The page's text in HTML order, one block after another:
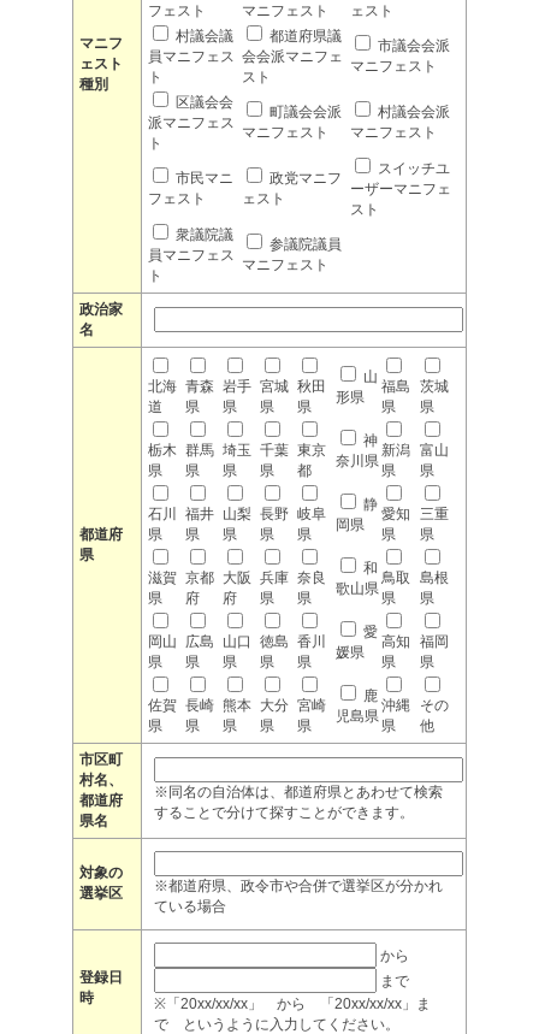
マニフ
ェスト
種別
フェスト
マニフェスト
ェスト
村議会議
員マニフェス
ト
都道府県議
会会派マニフェ
スト
市議会会派
マニフェスト
区議会会
派マニフェス
ト
町議会会派
マニフェスト
村議会会派
マニフェスト
市民マニ
フェスト
政党マニフ
ェスト
スイッチユ
ーザーマニフェ
スト
衆議院議
員マニフェス
ト
参議院議員
マニフェスト
政治家
名
都道府
県
北海
道
青森
県
岩手
県
宮城
県
秋田
県
山
形県
福島
県
茨城
県
栃木
県
群馬
県
埼玉
県
千葉
県
東京
都
神
奈川県
新潟
県
富山
県
石川
県
福井
県
山梨
県
長野
県
岐阜
県
静
岡県
愛知
県
三重
県
滋賀
県
京都
府
大阪
府
兵庫
県
奈良
県
和
歌山県
鳥取
県
島根
県
岡山
県
広島
県
山口
県
徳島
県
香川
県
愛
媛県
高知
県
福岡
県
佐賀
県
長崎
県
熊本
県
大分
県
宮崎
県
鹿
児島県
沖縄
県
その
他
市区町
村名、
都道府
県名
※同名の自治体は、都道府県とあわせて検索
することで分けて探すことができます。
対象の
選挙区
※都道府県、政令市や合併で選挙区が分かれ
ている場合
登録日
時
から
まで
※「20xx/xx/xx」 から 「20xx/xx/xx」ま
で というように入力してください。